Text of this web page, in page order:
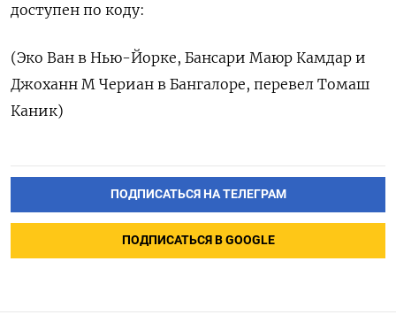
доступен по коду:
(Эко Ван в Нью-Йорке, Бансари Маюр Камдар и
Джоханн М Чериан в Бангалоре, перевел Томаш
Каник)
ПОДПИСАТЬСЯ НА ТЕЛЕГРАМ
ПОДПИСАТЬСЯ В GOOGLE